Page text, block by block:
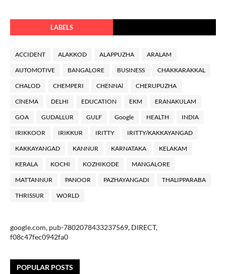
LABELS
ACCIDENT ALAKKOD ALAPPUZHA ARALAM
AUTOMOTIVE BANGALORE BUSINESS CHAKKARAKKAL
CHALOD CHEMPERI CHENNAl CHERUPUZHA
ClNEMA DELHI EDUCATION EKM ERANAKULAM
GOA GUDALLUR GULF Google HEALTH INDIA
IRIKKOOR IRIKKUR IRITTY IRITTY/KAKKAYANGAD
KAKKAYANGAD KANNUR KARNATAKA KELAKAM
KERALA KOCHI KOZHIKODE MANGALORE
MATTANNUR PANOOR PAZHAYANGADI THALIPPARABA
THRISSUR WORLD
google.com, pub-7802078433237569, DIRECT,
f08c47fec0942fa0
POPULAR POSTS